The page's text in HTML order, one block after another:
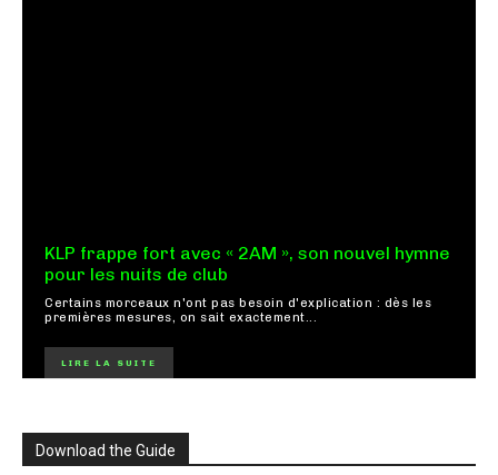
KLP frappe fort avec « 2AM », son nouvel hymne
pour les nuits de club
Certains morceaux n'ont pas besoin d'explication : dès les
premières mesures, on sait exactement...
LIRE LA SUITE
Download the Guide